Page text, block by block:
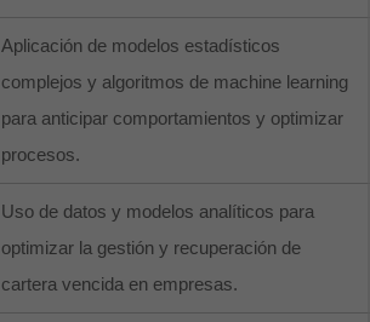
Aplicación de modelos estadísticos
complejos y algoritmos de machine learning
para anticipar comportamientos y optimizar
procesos.
Uso de datos y modelos analíticos para
optimizar la gestión y recuperación de
cartera vencida en empresas.